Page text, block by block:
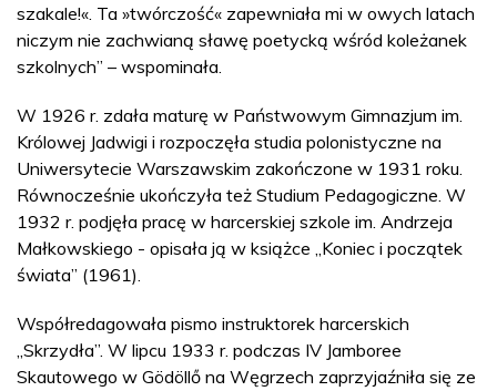
szakale!«. Ta »twórczość« zapewniała mi w owych latach
niczym nie zachwianą sławę poetycką wśród koleżanek
szkolnych” – wspominała.
W 1926 r. zdała maturę w Państwowym Gimnazjum im.
Królowej Jadwigi i rozpoczęła studia polonistyczne na
Uniwersytecie Warszawskim zakończone w 1931 roku.
Równocześnie ukończyła też Studium Pedagogiczne. W
1932 r. podjęła pracę w harcerskiej szkole im. Andrzeja
Małkowskiego - opisała ją w książce „Koniec i początek
świata” (1961).
Współredagowała pismo instruktorek harcerskich
„Skrzydła”. W lipcu 1933 r. podczas IV Jamboree
Skautowego w Gödöllő na Węgrzech zaprzyjaźniła się ze